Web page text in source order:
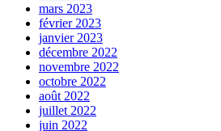
mars 2023
février 2023
janvier 2023
décembre 2022
novembre 2022
octobre 2022
août 2022
juillet 2022
juin 2022